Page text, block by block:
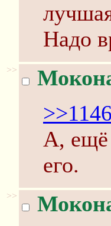
Надо
>>
А, ещё
его.
>>